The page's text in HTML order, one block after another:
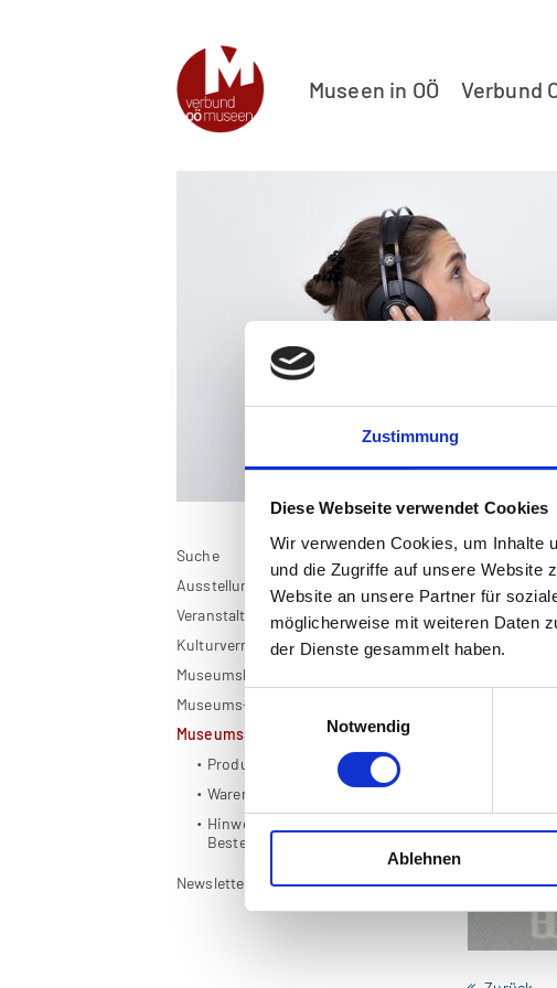
Zustimmung
Diese Webseite verwendet Cookies
Wir verwenden Cookies, um Inhalte
und die Zugriffe auf unsere Website
Website an unsere Partner für
möglicherweise mit weiteren Daten
der Dienste gesammelt haben.
Notwendig
Ablehnen
Museen in OÖ Verbund
Suche
Ausstellungen
Veranstaltungen
Kulturvermittlung
Museumskarte OÖ
Museums-App
Museumsshop
Produkte
Warenkorb
Hinweise zur
Bestellabwicklung
Newsletter